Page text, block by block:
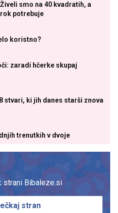
smo na 40 kvadratih, a
potrebuje
koristno?
zaradi hčerke skupaj
stvari, ki jih danes starši znova
trenutkih v dvoje
strani Bibaleze.si
stran